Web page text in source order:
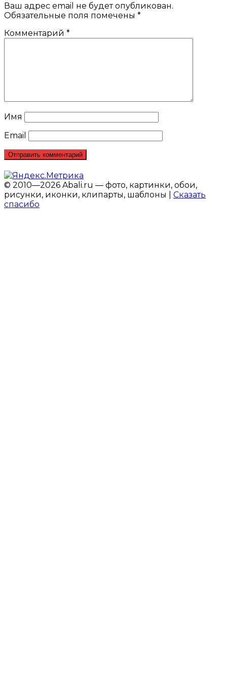
Ваш адрес email не будет опубликован.
Обязательные поля помечены *
Комментарий *
Имя
Email
© 2010—2026 Abali.ru — фото, картинки, обои,
рисунки, иконки, клипарты, шаблоны | Сказать
спасибо